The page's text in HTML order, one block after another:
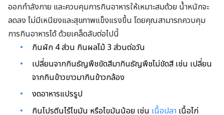
ออกกำลังกาย และควบคุมการกินอาหารให้เหมาะสมด้วย น้ำหนักจะ
ลดลง ไม่มีเหนียงและสุขภาพแข็งแรงขึ้น โดยคุณสามารถควบคุม
การกินอาหารได้ ด้วยเคล็ดลับต่อไปนี้
กินผัก 4 ส่วน กินผลไม้ 3 ส่วนต่อวัน
เปลี่ยนจากกินธัญพืชขัดสีมากินธัญพืชไม่ขัดสี เช่น เปลี่ยน
จากกินข้าวขาวมากินข้าวกล้อง
งดอาหารแปรรูป
กินโปรตีนไร้ไขมัน หรือไขมันน้อย เช่น เนื้อปลา เนื้อไก่